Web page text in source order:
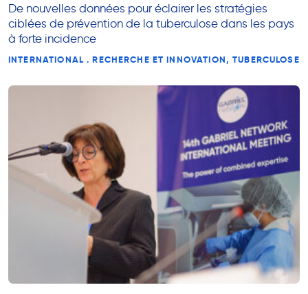
De nouvelles données pour éclairer les stratégies
ciblées de prévention de la tuberculose dans les pays
à forte incidence
INTERNATIONAL . RECHERCHE ET INNOVATION, TUBERCULOSE